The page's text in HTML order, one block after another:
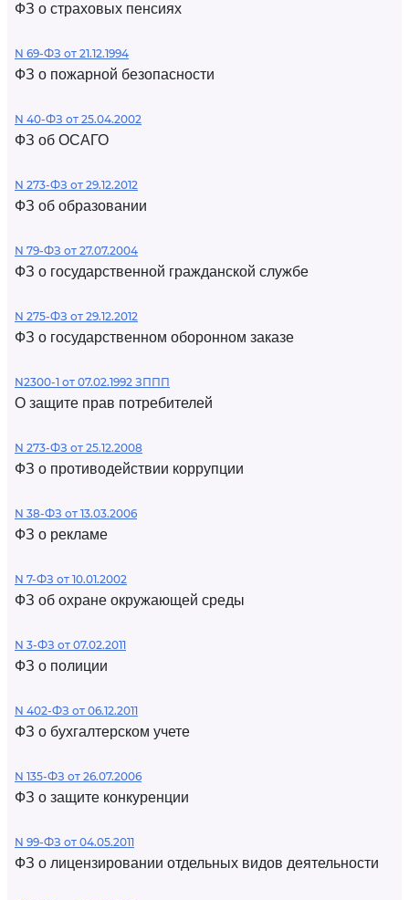
ФЗ о страховых пенсиях
N 69-ФЗ от 21.12.1994
ФЗ о пожарной безопасности
N 40-ФЗ от 25.04.2002
ФЗ об ОСАГО
N 273-ФЗ от 29.12.2012
ФЗ об образовании
N 79-ФЗ от 27.07.2004
ФЗ о государственной гражданской службе
N 275-ФЗ от 29.12.2012
ФЗ о государственном оборонном заказе
N2300-1 от 07.02.1992 ЗППП
О защите прав потребителей
N 273-ФЗ от 25.12.2008
ФЗ о противодействии коррупции
N 38-ФЗ от 13.03.2006
ФЗ о рекламе
N 7-ФЗ от 10.01.2002
ФЗ об охране окружающей среды
N 3-ФЗ от 07.02.2011
ФЗ о полиции
N 402-ФЗ от 06.12.2011
ФЗ о бухгалтерском учете
N 135-ФЗ от 26.07.2006
ФЗ о защите конкуренции
N 99-ФЗ от 04.05.2011
ФЗ о лицензировании отдельных видов деятельности